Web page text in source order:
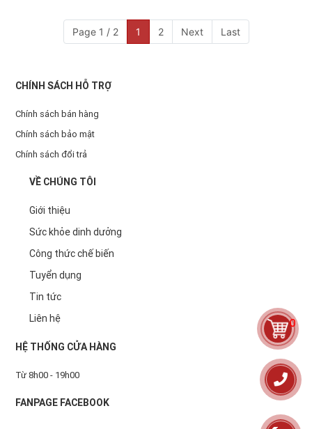
Page 1 / 2 1 2 Next Last
CHÍNH SÁCH HỖ TRỢ
Chính sách bán hàng
Chính sách bảo mật
Chính sách đổi trả
VỀ CHÚNG TÔI
Giới thiệu
Sức khỏe dinh dưởng
Công thức chế biến
Tuyển dụng
Tin tức
Liên hệ
HỆ THỐNG CỬA HÀNG
Từ 8h00 - 19h00
FANPAGE FACEBOOK
0